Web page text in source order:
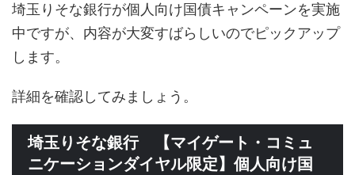
埼玉りそな銀行が個人向け国債キャンペーンを実施
中ですが、内容が大変すばらしいのでピックアップ
します。
詳細を確認してみましょう。
埼玉りそな銀行 【マイゲート・コミュ
ニケーションダイヤル限定】個人向け国